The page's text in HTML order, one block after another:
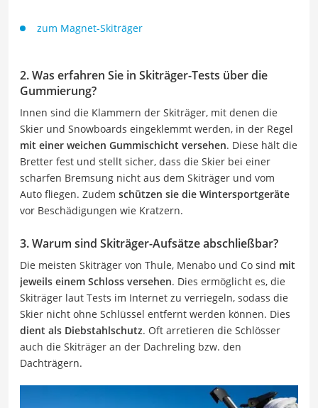
zum Magnet-Skiträger
2. Was erfahren Sie in Skiträger-Tests über die
Gummierung?
Innen sind die Klammern der Skiträger, mit denen die
Skier und Snowboards eingeklemmt werden, in der Regel
mit einer weichen Gummischicht versehen. Diese hält die
Bretter fest und stellt sicher, dass die Skier bei einer
scharfen Bremsung nicht aus dem Skiträger und vom
Auto fliegen. Zudem schützen sie die Wintersportgeräte
vor Beschädigungen wie Kratzern.
3. Warum sind Skiträger-Aufsätze abschließbar?
Die meisten Skiträger von Thule, Menabo und Co sind mit
jeweils einem Schloss versehen. Dies ermöglicht es, die
Skiträger laut Tests im Internet zu verriegeln, sodass die
Skier nicht ohne Schlüssel entfernt werden können. Dies
dient als Diebstahlschutz. Oft arretieren die Schlösser
auch die Skiträger an der Dachreling bzw. den
Dachträgern.